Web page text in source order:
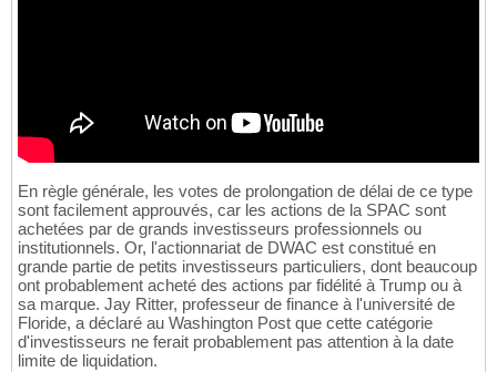
En règle générale, les votes de prolongation de délai de ce type
sont facilement approuvés, car les actions de la SPAC sont
achetées par de grands investisseurs professionnels ou
institutionnels. Or, l'actionnariat de DWAC est constitué en
grande partie de petits investisseurs particuliers, dont beaucoup
ont probablement acheté des actions par fidélité à Trump ou à
sa marque. Jay Ritter, professeur de finance à l'université de
Floride, a déclaré au Washington Post que cette catégorie
d'investisseurs ne ferait probablement pas attention à la date
limite de liquidation.